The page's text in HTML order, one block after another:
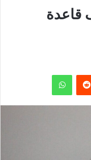
قاعدة
واتساب